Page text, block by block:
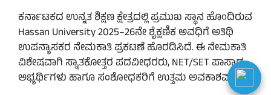
ಕರ್ನಾಟಕದ ಉನ್ನತ ಶಿಕ್ಷಣ ಕ್ಷೇತ್ರದಲ್ಲಿ ಪ್ರಮುಖ ಸ್ಥಾನ ಹೊಂದಿರುವ
Hassan University 2025–26ನೇ ಶೈಕ್ಷಣಿಕ ಅವಧಿಗೆ ಅತಿಥಿ
ಉಪನ್ಯಾಸಕರ ನೇಮಕಾತಿ ಪ್ರಕಟಣೆ ಹೊರಡಿಸಿದೆ. ಈ ನೇಮಕಾತಿ
ವಿಶೇಷವಾಗಿ ಸ್ನಾತಕೋತ್ತರ ಪದವೀಧರರು, NET/SET ಪಾಸಾದ
ಅಭ್ಯರ್ಥಿಗಳು ಹಾಗೂ ಸಂಶೋಧಕರಿಗೆ ಉತ್ತಮ ಅವಕಾಶವಾಗಿದೆ.